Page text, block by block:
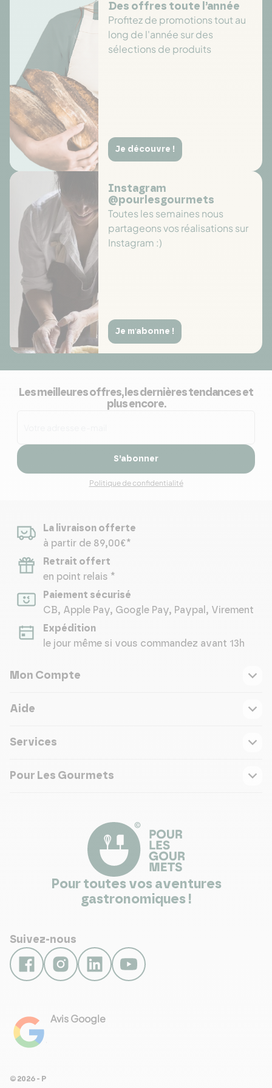
Des offres toute l’année
Profitez de promotions tout au
long de l'année sur des
sélections de produits
Je découvre !
Instagram
@pourlesgourmets
Toutes les semaines nous
partageons vos réalisations sur
Instagram :)
Je m'abonne !
Les meilleures offres, les dernières tendances et
plus encore.
S’abonner
Politique de confidentialité
La livraison offerte
à partir de 89,00€*
Retrait offert
en point relais *
Paiement sécurisé
CB, Apple Pay, Google Pay, Paypal, Virement
Expédition
le jour même si vous commandez avant 13h
Mon Compte
Aide
Services
Pour Les Gourmets
Pour toutes vos aventures
gastronomiques !
Suivez-nous
Avis Google
© 2026 - Pour Les Gourmets